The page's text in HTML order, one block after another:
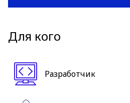
Для кого
Разработчик